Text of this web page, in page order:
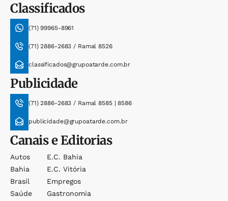
Classificados
(71) 99965-8961
(71) 2886-2683 / Ramal 8526
classificados@grupoatarde.com.br
Publicidade
(71) 2886-2683 / Ramal 8585 | 8586
publicidade@grupoatarde.com.br
Canais e Editorias
Autos
Bahia
Brasil
Saúde
E.c. Bahia
E.c. Vitória
Empregos
Gastronomia